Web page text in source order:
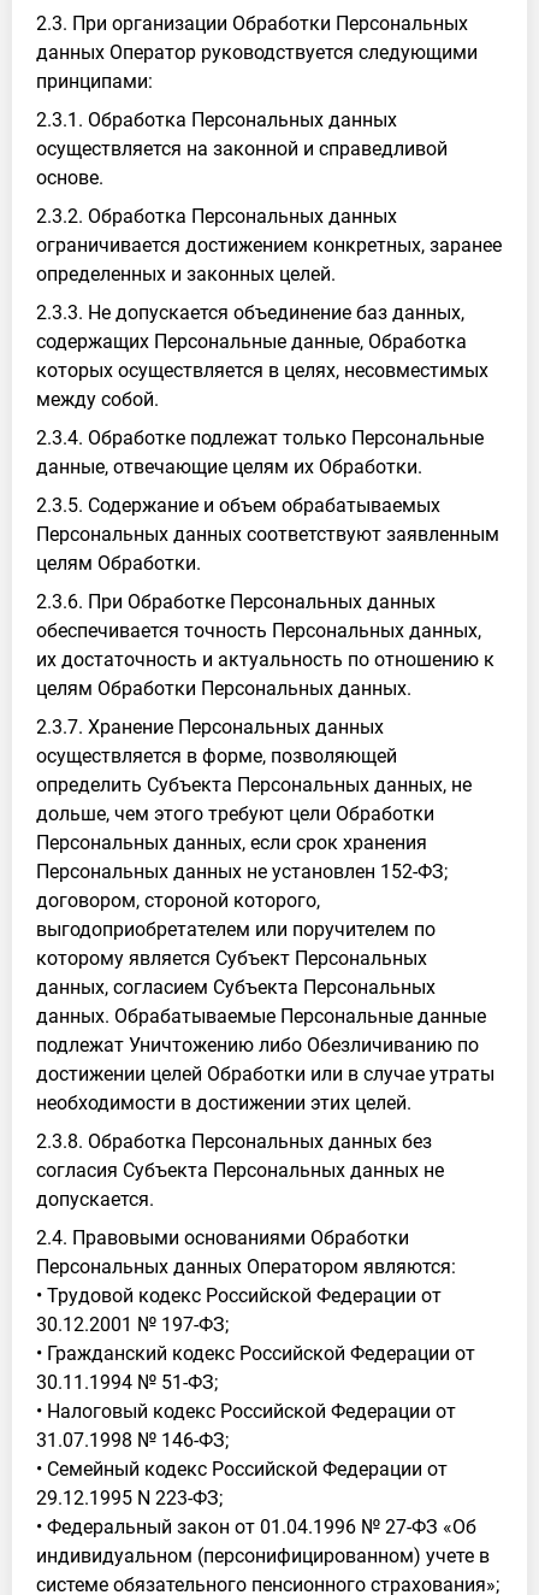
2.3. При организации Обработки Персональных
данных Оператор руководствуется следующими
принципами:
2.3.1. Обработка Персональных данных
осуществляется на законной и справедливой
основе.
2.3.2. Обработка Персональных данных
ограничивается достижением конкретных, заранее
определенных и законных целей.
2.3.3. Не допускается объединение баз данных,
содержащих Персональные данные, Обработка
которых осуществляется в целях, несовместимых
между собой.
2.3.4. Обработке подлежат только Персональные
данные, отвечающие целям их Обработки.
2.3.5. Содержание и объем обрабатываемых
Персональных данных соответствуют заявленным
целям Обработки.
2.3.6. При Обработке Персональных данных
обеспечивается точность Персональных данных,
их достаточность и актуальность по отношению к
целям Обработки Персональных данных.
2.3.7. Хранение Персональных данных
осуществляется в форме, позволяющей
определить Субъекта Персональных данных, не
дольше, чем этого требуют цели Обработки
Персональных данных, если срок хранения
Персональных данных не установлен 152-ФЗ;
договором, стороной которого,
выгодоприобретателем или поручителем по
которому является Субъект Персональных
данных, согласием Субъекта Персональных
данных. Обрабатываемые Персональные данные
подлежат Уничтожению либо Обезличиванию по
достижении целей Обработки или в случае утраты
необходимости в достижении этих целей.
2.3.8. Обработка Персональных данных без
согласия Субъекта Персональных данных не
допускается.
2.4. Правовыми основаниями Обработки
Персональных данных Оператором являются:
• Трудовой кодекс Российской Федерации от
30.12.2001 № 197-ФЗ;
• Гражданский кодекс Российской Федерации от
30.11.1994 № 51-ФЗ;
• Налоговый кодекс Российской Федерации от
31.07.1998 № 146-ФЗ;
• Семейный кодекс Российской Федерации от
29.12.1995 N 223-ФЗ;
• Федеральный закон от 01.04.1996 № 27-ФЗ «Об
индивидуальном (персонифицированном) учете в
системе обязательного пенсионного страхования»;